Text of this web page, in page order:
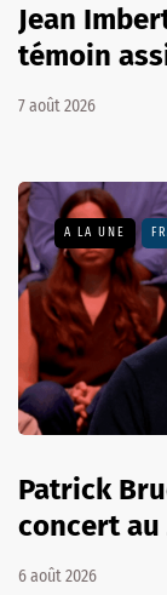
Jean
témoin
7 août 2026
A LA UNE
Patrick
concert au
6 août 2026